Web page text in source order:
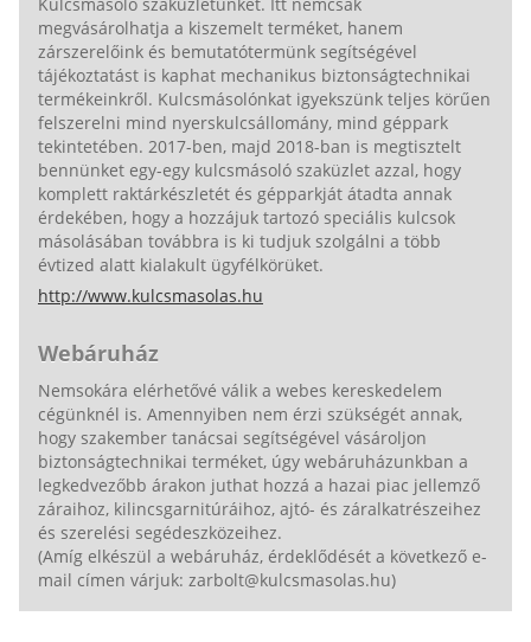
megvásárolhatja a kiszemelt terméket, hanem
zárszerelőink és bemutatótermünk segítségével
tájékoztatást is kaphat mechanikus biztonságtechnikai
termékeinkről. Kulcsmásolónkat igyekszünk teljes körűen
felszerelni mind nyerskulcsállomány, mind géppark
tekintetében. 2017-ben, majd 2018-ban is megtisztelt
bennünket egy-egy kulcsmásoló szaküzlet azzal, hogy
komplett raktárkészletét és gépparkját átadta annak
érdekében, hogy a hozzájuk tartozó speciális kulcsok
másolásában továbbra is ki tudjuk szolgálni a több
évtized alatt kialakult ügyfélkörüket.
http://www.kulcsmasolas.hu
Webáruház
Nemsokára elérhetővé válik a webes kereskedelem
cégünknél is. Amennyiben nem érzi szükségét annak,
hogy szakember tanácsai segítségével vásároljon
biztonságtechnikai terméket, úgy webáruházunkban a
legkedvezőbb árakon juthat hozzá a hazai piac jellemző
záraihoz, kilincsgarnitúráihoz, ajtó- és záralkatrészeihez
és szerelési segédeszközeihez.
(Amíg elkészül a webáruház, érdeklődését a következő e-
mail címen várjuk: zarbolt@kulcsmasolas.hu)